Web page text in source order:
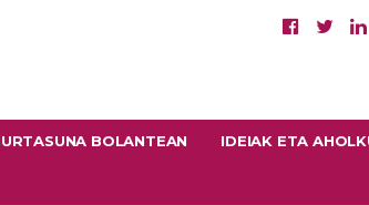
BOLANTEAN IDEIAK ETA